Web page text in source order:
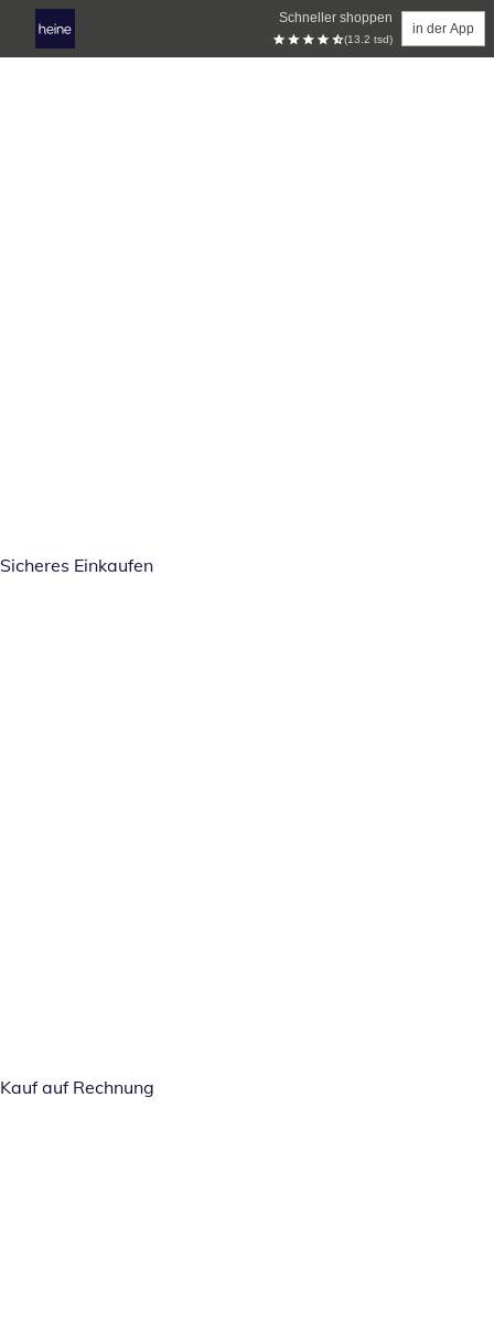
Schneller shoppen
(13.2 tsd)
in der App
Sicheres Einkaufen
Kauf auf Rechnung